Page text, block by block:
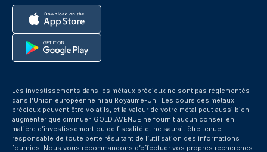
Les investissements dans les métaux précieux ne sont pas réglementés
dans l’Union européenne ni au Royaume-Uni. Les cours des métaux
précieux peuvent être volatils, et la valeur de votre métal peut aussi bien
augmenter que diminuer. GOLD AVENUE ne fournit aucun conseil en
matière d’investissement ou de fiscalité et ne saurait être tenue
responsable de toute perte résultant de l’utilisation des informations
fournies. Nous vous recommandons d’effectuer vos propres recherches